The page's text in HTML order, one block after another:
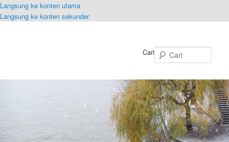
Langsung ke konten utama
Langsung ke konten sekunder
Cari